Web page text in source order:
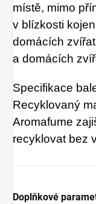
místě, mimo
v blízkosti
domácích
a domácích
Specifikace
Recyklovaný
Aromafume
recyklovat bez
Doplňkové